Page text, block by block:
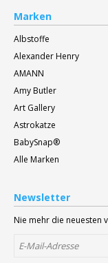
Marken
Albstoffe
Alexander Henry
AMANN
Amy Butler
Art Gallery
Astrokatze
BabySnap®
Alle Marken
Newsletter
Nie mehr die neuesten